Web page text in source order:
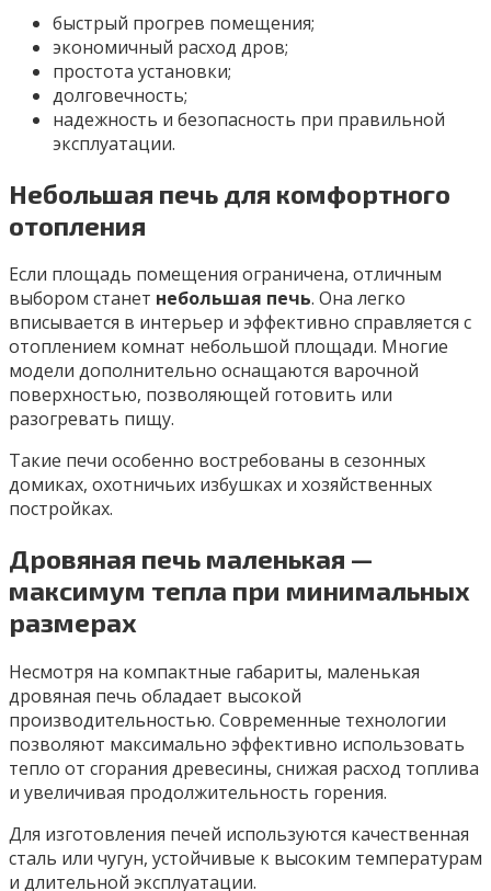
быстрый прогрев помещения;
экономичный расход дров;
простота установки;
долговечность;
надежность и безопасность при правильной
эксплуатации.
Небольшая печь для комфортного
отопления
Если площадь помещения ограничена, отличным
выбором станет небольшая печь. Она легко
вписывается в интерьер и эффективно справляется с
отоплением комнат небольшой площади. Многие
модели дополнительно оснащаются варочной
поверхностью, позволяющей готовить или
разогревать пищу.
Такие печи особенно востребованы в сезонных
домиках, охотничьих избушках и хозяйственных
постройках.
Дровяная печь маленькая —
максимум тепла при минимальных
размерах
Несмотря на компактные габариты, маленькая
дровяная печь обладает высокой
производительностью. Современные технологии
позволяют максимально эффективно использовать
тепло от сгорания древесины, снижая расход топлива
и увеличивая продолжительность горения.
Для изготовления печей используются качественная
сталь или чугун, устойчивые к высоким температурам
и длительной эксплуатации.